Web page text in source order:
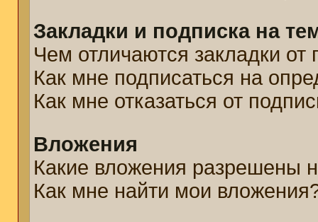
Закладки и подписка на
Чем отличаются закладки от
Как мне подписаться на
Как мне отказаться от
Вложения
Какие вложения разрешены
Как мне найти мои